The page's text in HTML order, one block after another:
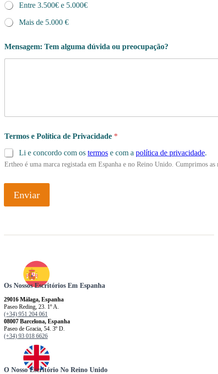
Entre 3.500€ e 5.000€
Mais de 5.000 €
Mensagem: Tem alguma dúvida ou preocupação?
Termos e Política de Privacidade *
Li e concordo com os termos e com a política de privacidade.
Ertheo é uma marca registada em Espanha e no Reino Unido. Cumprimos
Enviar
Os Nossos Escritórios Em Espanha
29016 Málaga, Espanha
Paseo Reding, 23. 1º A.
(+34) 951 204 061
08007 Barcelona, ​​​​​Espanha
Paseo de Gracia, 54. 3º D.
(+34) 93 018 6626
O Nosso Escritório No Reino Unido